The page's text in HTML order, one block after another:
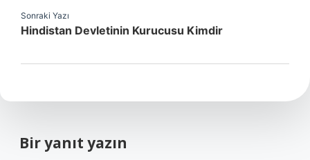
Sonraki Yazı
Hindistan Devletinin Kurucusu Kimdir
Bir yanıt yazın